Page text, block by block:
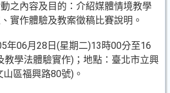
之內容及目的：介紹媒體情境教學
實作體驗及教案徵稿比賽說明。
年06月28日(星期二)13時00分至16
教學法體驗實作)；地點：臺北市立興
區福興路80號)。